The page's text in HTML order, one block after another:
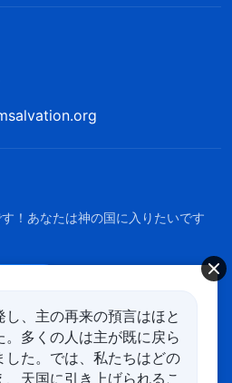
！あなたは神の国に入りたいです
、主の再来の預言はほと
。多くの人は主が既に戻ら
した。では、私たちはどの
天国に引き上げられるこ